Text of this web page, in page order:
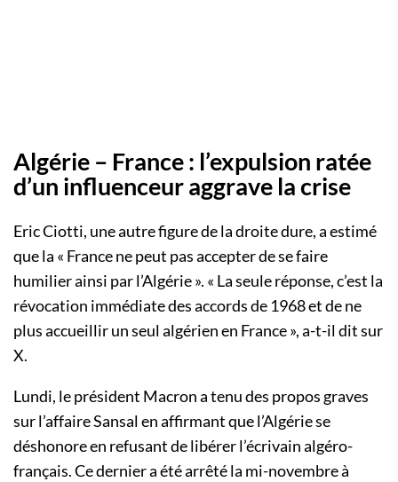
Algérie – France : l’expulsion ratée
d’un influenceur aggrave la crise
Eric Ciotti, une autre figure de la droite dure, a estimé
que la « France ne peut pas accepter de se faire
humilier ainsi par l’Algérie ». « La seule réponse, c’est la
révocation immédiate des accords de 1968 et de ne
plus accueillir un seul algérien en France », a-t-il dit sur
X.
Lundi, le président Macron a tenu des propos graves
sur l’affaire Sansal en affirmant que l’Algérie se
déshonore en refusant de libérer l’écrivain algéro-
français. Ce dernier a été arrêté la mi-novembre à